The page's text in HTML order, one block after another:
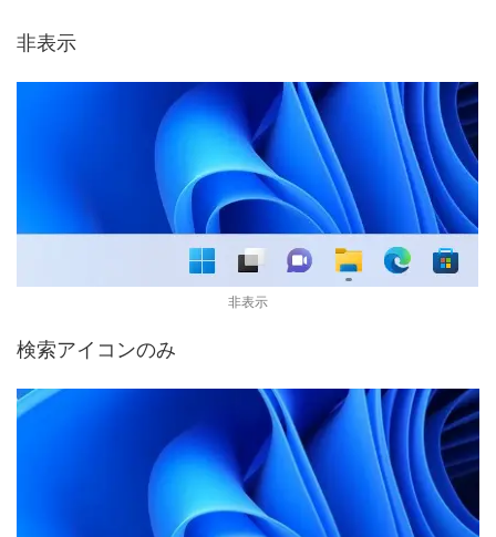
非表示
非表示
検索アイコンのみ